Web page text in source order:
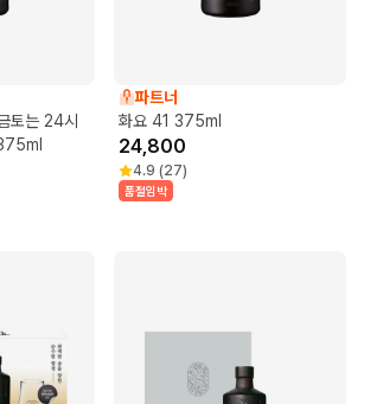
토는 24시
파트너
화요 41 375ml
24,800
4.9 (27)
품절임박